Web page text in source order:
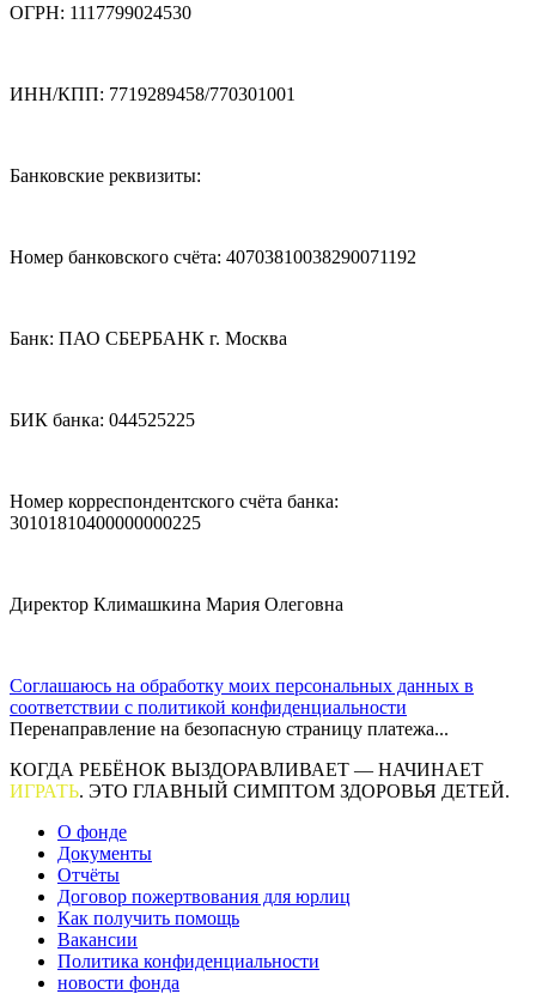
ОГРН: 1117799024530
ИНН/КПП: 7719289458/770301001
Банковские реквизиты:
Номер банковского счёта: 40703810038290071192
Банк: ПАО СБЕРБАНК г. Москва
БИК банка: 044525225
Номер корреспондентского счёта банка:
30101810400000000225
Директор Климашкина Мария Олеговна
Соглашаюсь на обработку моих персональных данных в
соответствии с политикой конфиденциальности
Перенаправление на безопасную страницу платежа...
КОГДА РЕБЁНОК ВЫЗДОРАВЛИВАЕТ — НАЧИНАЕТ
ИГРАТЬ. ЭТО ГЛАВНЫЙ СИМПТОМ ЗДОРОВЬЯ ДЕТЕЙ.
О фонде
Документы
Отчёты
Договор пожертвования для юрлиц
Как получить помощь
Вакансии
Политика конфиденциальности
новости фонда